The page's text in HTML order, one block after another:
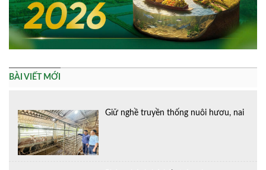
BÀI VIẾT MỚI
Giữ nghề truyền thống nuôi hươu, nai